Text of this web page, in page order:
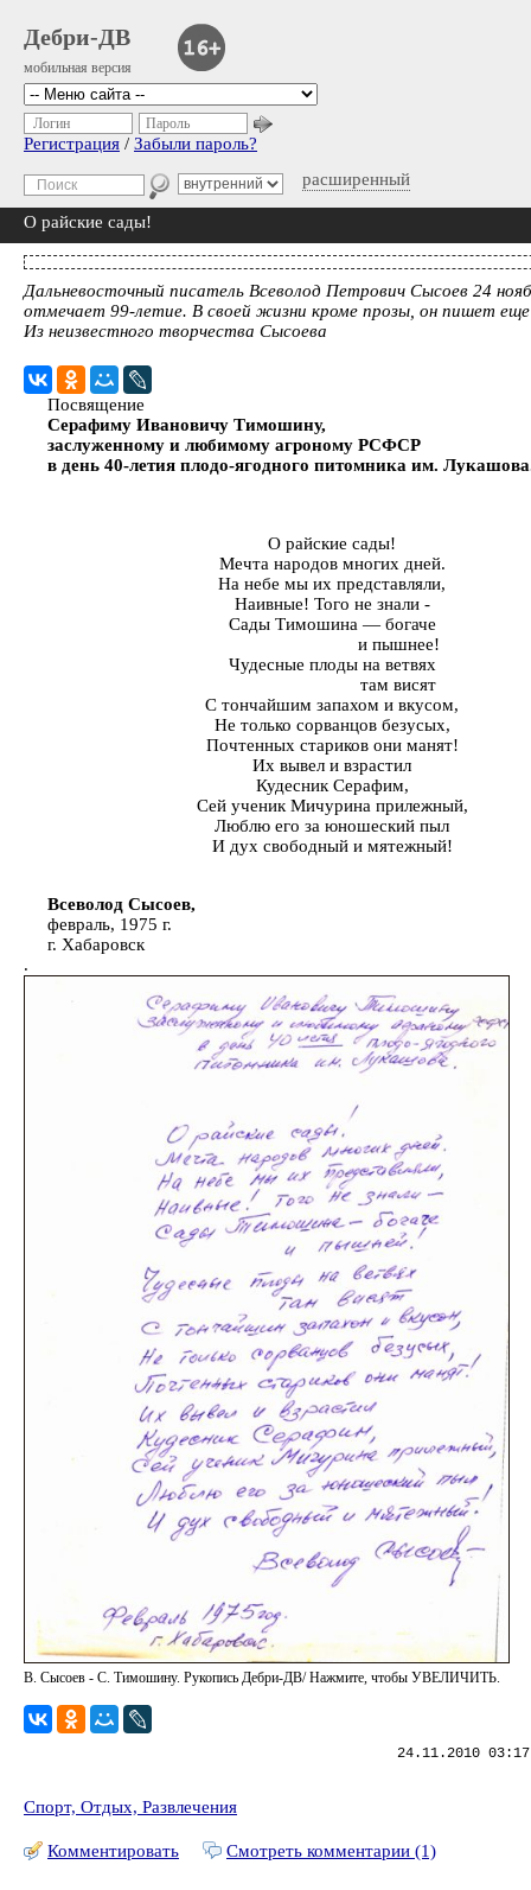
Дебри-ДВ
мобильная версия
расширенный
Логин Пароль
Регистрация / Забыли пароль?
О райские сады!
Дальневосточный писатель Всеволод Петрович Сысоев 24
отмечает 99-летие. В своей жизни кроме прозы, он пишет
Из неизвестного творчества Сысоева
Посвящение
Серафиму Ивановичу Тимошину,
заслуженному и любимому агроному РСФСР
в день 40-летия плодо-ягодного питомника им.
О райские сады!
Мечта народов многих дней.
На небе мы их представляли,
Наивные! Того не знали -
Сады Тимошина — богаче
и пышнее!
Чудесные плоды на ветвях
там висят
С тончайшим запахом и вкусом,
Не только сорванцов безусых,
Почтенных стариков они манят!
Их вывел и взрастил
Кудесник Серафим,
Сей ученик Мичурина прилежный,
Люблю его за юношеский пыл
И дух свободный и мятежный!
Всеволод Сысоев,
февраль, 1975 г.
г. Хабаровск
.
В. Сысоев - С. Тимошину. Рукопись Дебри-ДВ/ Нажмите, чтобы УВЕЛИЧИТЬ.
24.11.2010
Спорт, Отдых, Развлечения
Комментировать Смотреть комментарии (1)